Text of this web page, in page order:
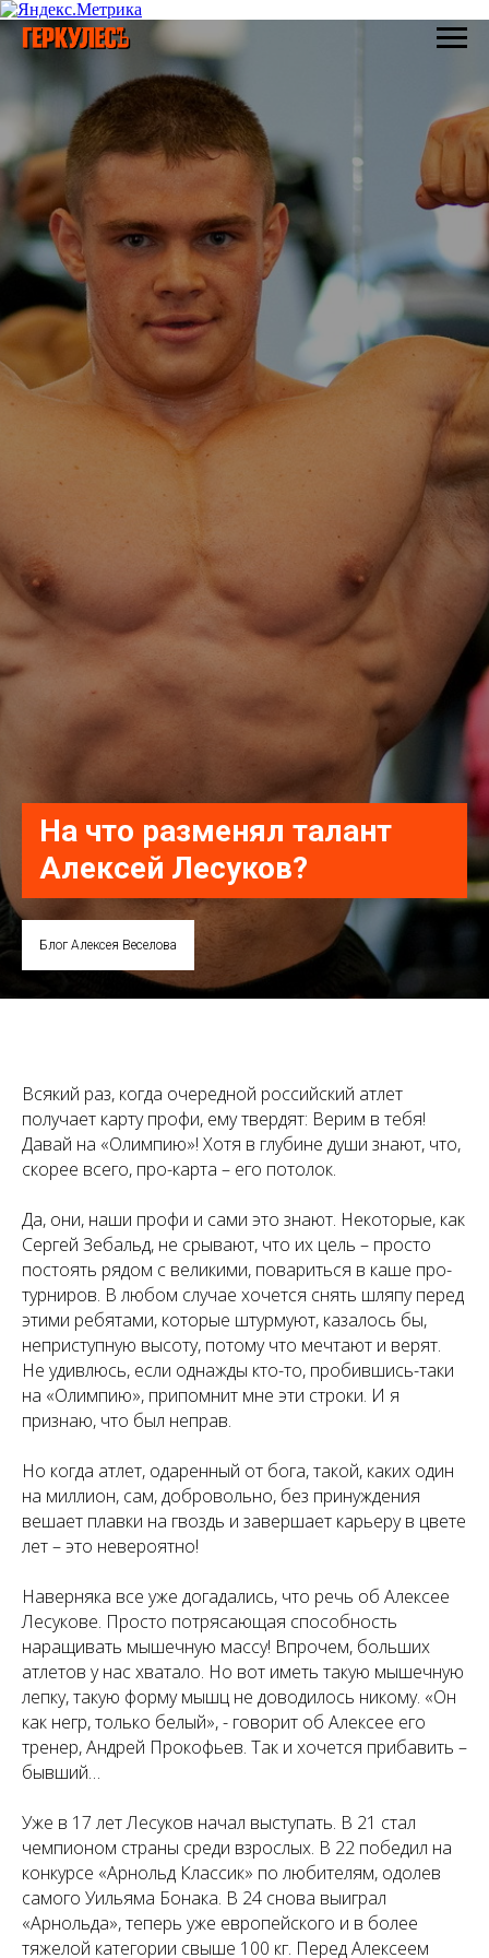
На что разменял талант
Алексей Лесуков?
Блог Алексея Веселова
Всякий раз, когда очередной российский атлет
получает карту профи, ему твердят: Верим в тебя!
Давай на «Олимпию»! Хотя в глубине души знают, что,
скорее всего, про-карта – его потолок.
Да, они, наши профи и сами это знают. Некоторые, как
Сергей Зебальд, не срывают, что их цель – просто
постоять рядом с великими, повариться в каше про-
турниров. В любом случае хочется снять шляпу перед
этими ребятами, которые штурмуют, казалось бы,
неприступную высоту, потому что мечтают и верят.
Не удивлюсь, если однажды кто-то, пробившись-таки
на «Олимпию», припомнит мне эти строки. И я
признаю, что был неправ.
Но когда атлет, одаренный от бога, такой, каких один
на миллион, сам, добровольно, без принуждения
вешает плавки на гвоздь и завершает карьеру в цвете
лет – это невероятно!
Наверняка все уже догадались, что речь об Алексее
Лесукове. Просто потрясающая способность
наращивать мышечную массу! Впрочем, больших
атлетов у нас хватало. Но вот иметь такую мышечную
лепку, такую форму мышц не доводилось никому. «Он
как негр, только белый», - говорит об Алексее его
тренер, Андрей Прокофьев. Так и хочется прибавить –
бывший…
Уже в 17 лет Лесуков начал выступать. В 21 стал
чемпионом страны среди взрослых. В 22 победил на
конкурсе «Арнольд Классик» по любителям, одолев
самого Уильяма Бонака. В 24 снова выиграл
«Арнольда», теперь уже европейского и в более
тяжелой категории свыше 100 кг. Перед Алексеем